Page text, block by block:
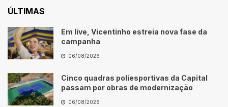
ÚLTIMAS
Em live, Vicentinho estreia nova fase da
campanha
06/08/2026
Cinco quadras poliesportivas da Capital
passam por obras de modernização
06/08/2026